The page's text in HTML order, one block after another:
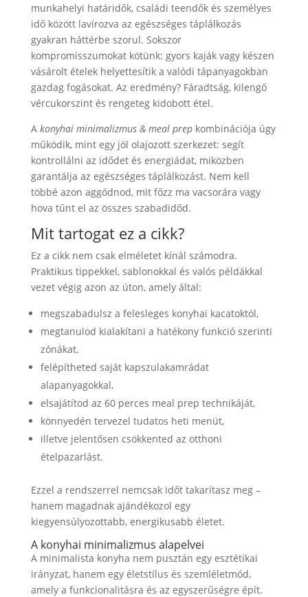
munkahelyi határidők, családi teendők és személyes
idő között lavírozva az egészséges táplálkozás
gyakran háttérbe szorul. Sokszor
kompromisszumokat kötünk: gyors kaják vagy készen
vásárolt ételek helyettesítik a valódi tápanyagokban
gazdag fogásokat. Az eredmény? Fáradtság, kilengő
vércukorszint és rengeteg kidobott étel.
A konyhai minimalizmus & meal prepkombinációja úgy
működik, mint egy jól olajozott szerkezet: segít
kontrollálni az idődet és energiádat, miközben
garantálja az egészséges táplálkozást. Nem kell
többé azon aggódnod, mit főzz ma vacsorára vagy
hova tűnt el az összes szabadidőd.
Mit tartogat ez a cikk?
Ez a cikk nem csak elméletet kínál számodra.
Praktikus tippekkel, sablonokkal és valós példákkal
vezet végig azon az úton, amely által:
megszabadulsz a felesleges konyhai kacatoktól,
megtanulod kialakítani a hatékony funkció szerinti
zónákat,
felépítheted saját kapszulakamrádat
alapanyagokkal,
elsajátítod az 60 perces meal prep technikáját,
könnyedén tervezel tudatos heti menüt,
illetve jelentősen csökkented az otthoni
ételpazarlást.
Ezzel a rendszerrel nemcsak időt takarítasz meg –
hanem magadnak ajándékozol egy
kiegyensúlyozottabb, energikusabb életet.
A konyhai minimalizmus alapelvei
A minimalista konyha nem pusztán egy esztétikai
irányzat, hanem egy életstílus és szemléletmód,
amely a funkcionalitásra és az egyszerűségre épít.